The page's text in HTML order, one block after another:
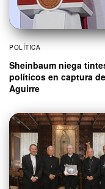
POLÍTICA
Sheinbaum niega
políticos en captura de
Aguirre